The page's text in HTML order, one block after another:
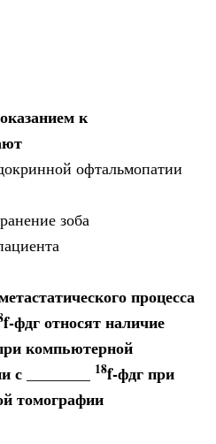
к
офтальмопатии
зоба
процесса
f-фдг относят наличие
компьютерной
с ________
18f-фдг при
томографии